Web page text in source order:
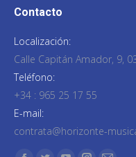
Contacto
Localización:
Calle Capitán Amador, 9,
Teléfono:
+34 : 965 25 17 55
E-mail:
contrata@horizonte-